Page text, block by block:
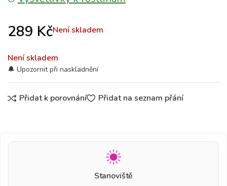
289 KčNení skladem
Není skladem
Přidat k porovnání Přidat na seznam přání
Stanoviště